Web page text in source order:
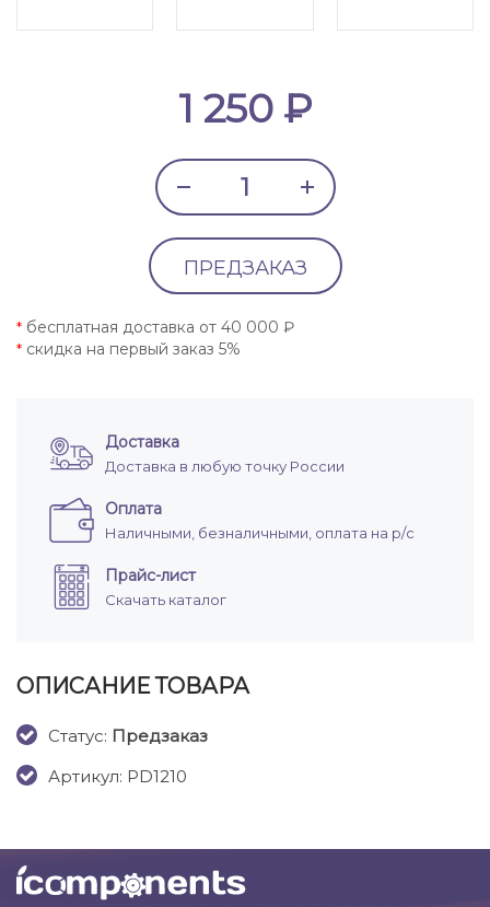
1 250 ₽
ПРЕДЗАКАЗ
* бесплатная доставка от 40 000 ₽
* скидка на первый заказ 5%
Доставка
Доставка в любую точку России
Оплата
Наличными, безналичными, оплата на р/с
Прайс-лист
Скачать каталог
ОПИСАНИЕ ТОВАРА
Cтатус: Предзаказ
Артикул: PD1210